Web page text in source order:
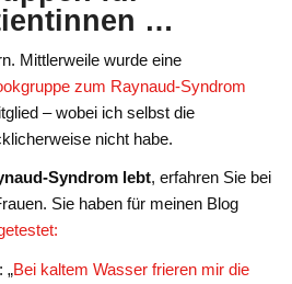
…
Mittlerweile wurde eine
zum Raynaud-Syndrom
– wobei ich selbst die
nicht habe.
Syndrom lebt, erfahren Sie bei
Sie haben für meinen Blog
„Bei kaltem Wasser frieren mir die